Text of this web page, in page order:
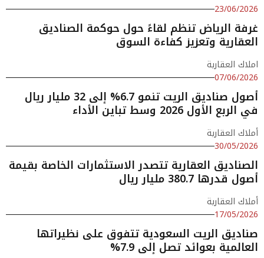
23/06/2026
غرفة الرياض تنظم لقاءً حول حوكمة الصناديق
العقارية وتعزيز كفاءة السوق
املاك العقارية
07/06/2026
أصول صناديق الريت تنمو 6.7% إلى 32 مليار ريال
في الربع الأول 2026 وسط تباين الأداء
أملاك العقارية
30/05/2026
الصناديق العقارية تتصدر الاستثمارات الخاصة بقيمة
أصول قدرها 380.7 مليار ريال
أملاك العقارية
17/05/2026
صناديق الريت السعودية تتفوق على نظيراتها
العالمية بعوائد تصل إلى 7.9%